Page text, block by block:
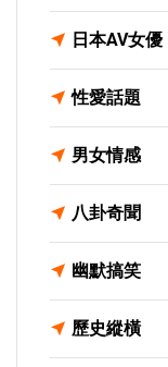
日本AV女優
性愛話題
男女情感
八卦奇聞
幽默搞笑
歷史縱橫